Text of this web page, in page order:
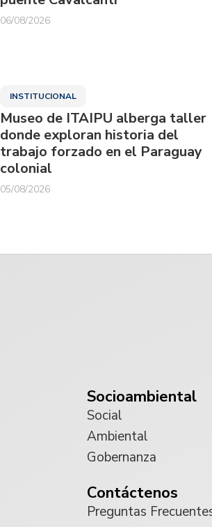
06/08/2026
INSTITUCIONAL
Museo de ITAIPU alberga taller
donde exploran historia del
trabajo forzado en el Paraguay
colonial
05/08/2026
Socioambiental
Social
Ambiental
Gobernanza
Contáctenos
Preguntas